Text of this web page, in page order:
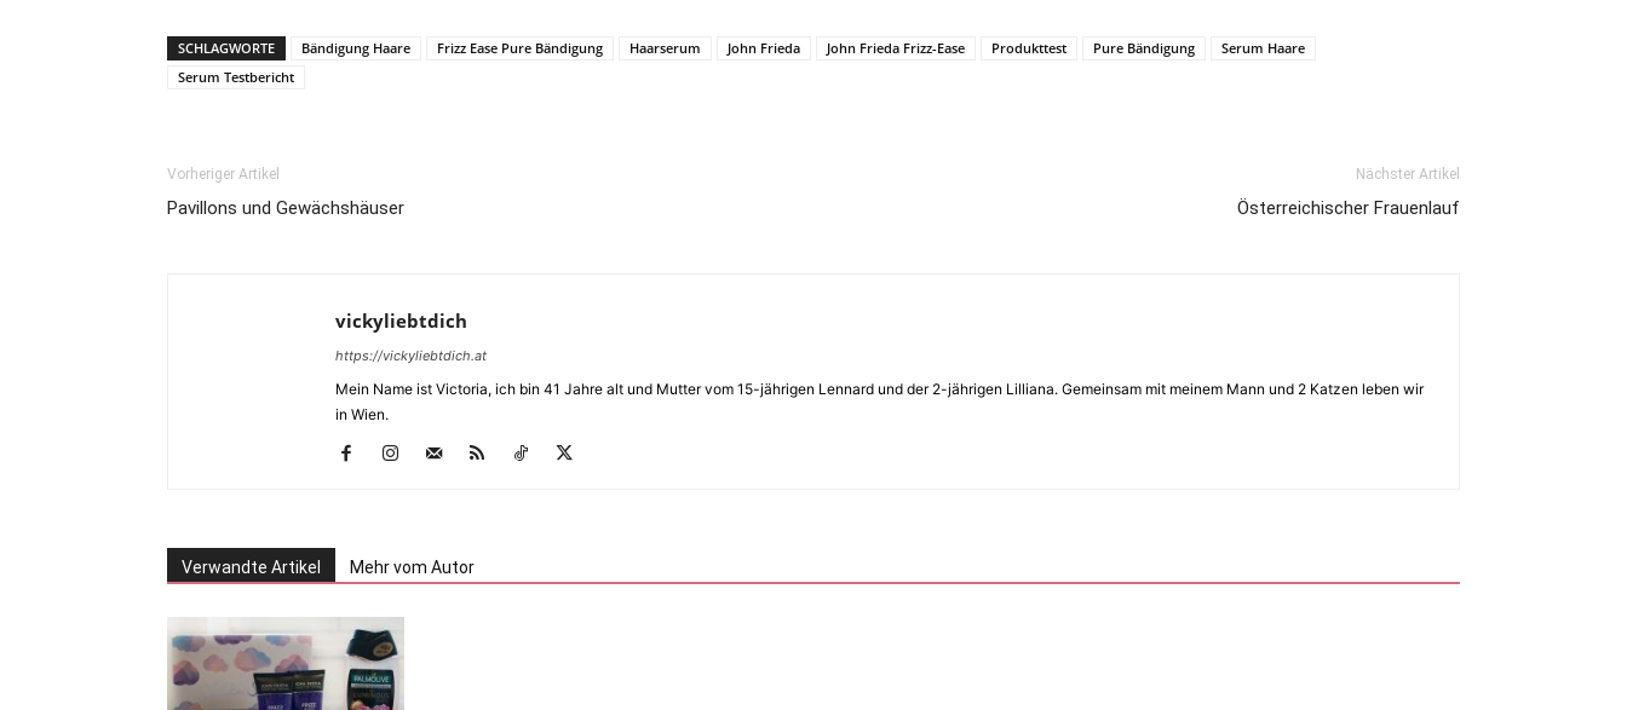
SCHLAGWORTE Bändigung Haare Frizz Ease Pure Bändigung Haarserum John Frieda John Frieda Frizz-Ease Produkttest Pure Bändigung
Serum Haare
Serum Testbericht
Vorheriger Artikel
Pavillons und Gewächshäuser
Nächster Artikel
Österreichischer Frauenlauf
vickyliebtdich
https://vickyliebtdich.at
Mein Name ist Victoria, ich bin 41 Jahre alt und Mutter vom 15-jährigen Lennard und der 2-jährigen Lilliana. Gemeinsam mit meinem Mann und 2 Katzen leben wir
in Wien.
Verwandte Artikel Mehr vom Autor